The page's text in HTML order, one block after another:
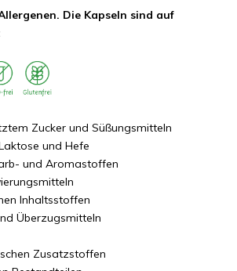
Die Kapseln sind auf
Zucker und Süßungsmitteln
und Hefe
und Aromastoffen
Inhaltsstoffen
Überzugsmitteln
Zusatzstoffen